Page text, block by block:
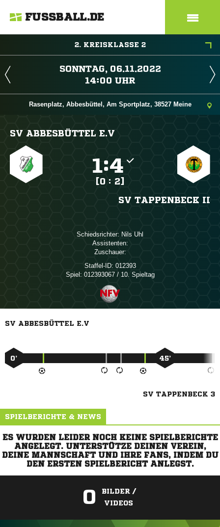
FUSSBALL.DE
2. KREISKLASSE 2
 
 
Rasenplatz, Abbesbüttel, Am Sportplatz, 38527 Meine
SV ABBESBÜTTEL E.V
:
[0 : 2]
SV TAPPENBECK II
Schiedsrichter:  
Assistenten:
Zuschauer:
Staffel-ID: 012393
Spiel: 012393067 / 10. Spieltag
SV ABBESBÜTTEL E.V
0’ 45’
SV TAPPENBECK 3
SPIELBERICHTE & NEWS
ES WURDEN LEIDER NOCH KEINE SPIELBERICHTE
ANGELEGT. UNTERSTÜTZE DEINEN VEREIN,
DEINE MANNSCHAFT UND IHRE FANS, INDEM DU
DEN ERSTEN SPIELBERICHT ANLEGST.
0
BILDER /
VIDEOS